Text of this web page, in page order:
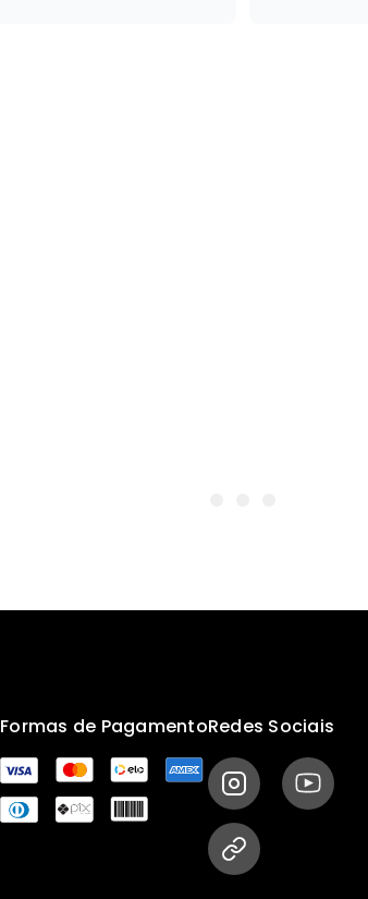
Formas de PagamentoRedes Sociais